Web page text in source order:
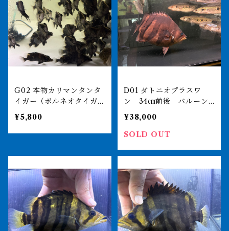
G02 本物カリマンタンタ
イガー（ボルネオタイガ
ー） 8-11㎝前後 ダトニ
オプラスワン インドネシ
ア便
¥5,800
D01 ダトニオプラスワ
ン 34㎝前後 バルーン
体型 買取個体
¥38,000
SOLD OUT